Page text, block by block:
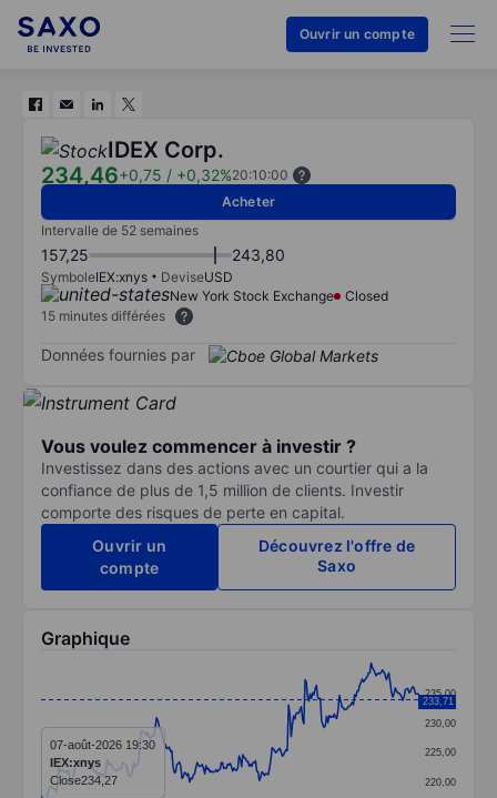
Ouvrir un compte
IDEX Corp.
234,46+0,75 / +0,32%20:10:00
Acheter
Intervalle de 52 semaines
157,25 243,80
SymboleIEX:xnys DeviseUSD
New York Stock Exchange
Closed
15 minutes différées
Données fournies par
Vous voulez commencer à investir ?
Investissez dans des actions avec un courtier qui a la
confiance de plus de 1,5 million de clients. Investir
comporte des risques de perte en capital.
Ouvrir un
compte
Découvrez l'offre de
Saxo
Graphique
Line chart with 299 data points.
The chart has 1 X axis displaying categories.
The chart has 1 Y axis displaying values. Data220,00
225,00
230,00
235,00
233,71
07-août-2026 19:30
IEX:xnys
Close234,27